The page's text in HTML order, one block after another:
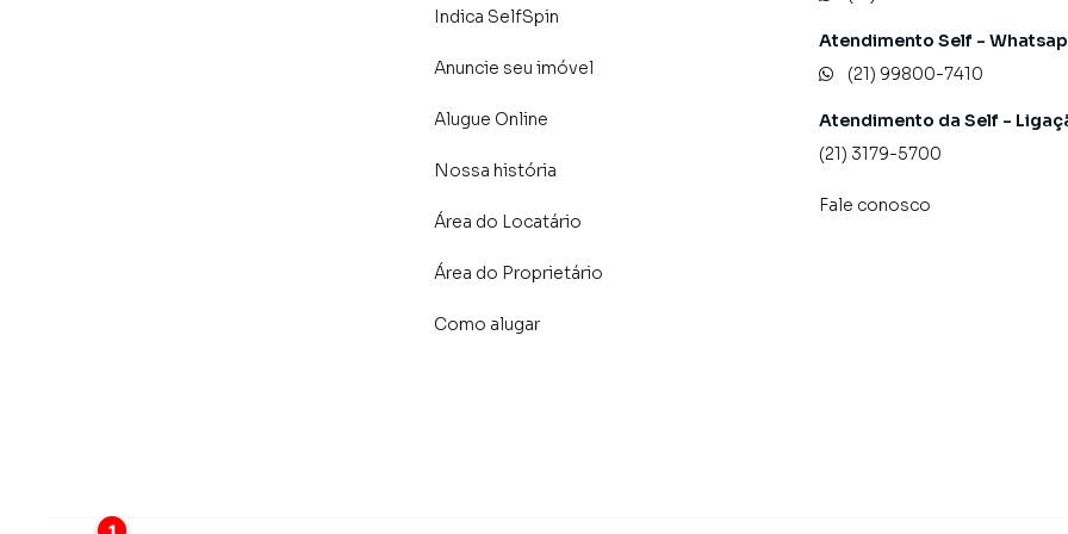
Indica SelfSpin
Anuncie seu imóvel
Alugue Online
Nossa história
Área do Locatário
Área do Proprietário
Como alugar
Atendimento Self -
(21) 99800-7410
Atendimento da Self -
(21) 3179-5700
Fale conosco